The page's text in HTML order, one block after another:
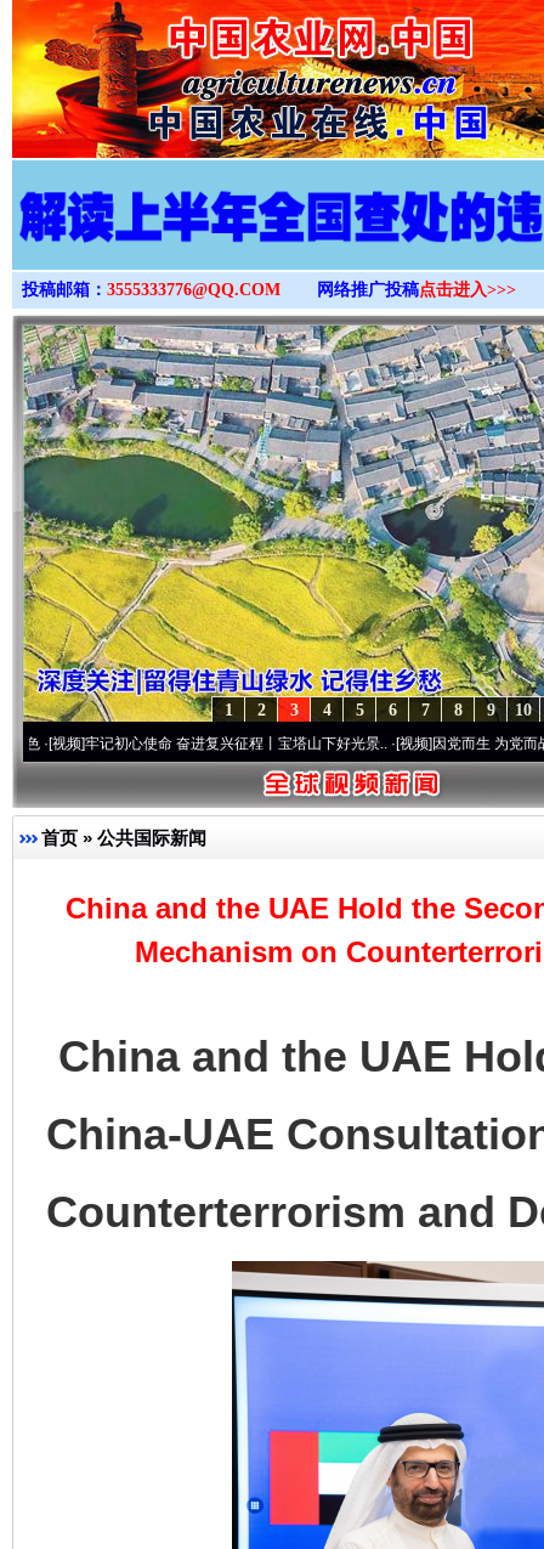
>
投稿邮箱： 3555333776@QQ.COM 网络推广投稿点击进入>>>
10
9
8
7
6
5
4
3
2
1
牢记初心使命 奋进复兴征程丨宝塔山下好光景..·[视频]因党而生 为党而战——百年“
首页 » 公共国际新闻
China and the UAE Hold the
Mechanism on
China and the UAE
China-UAE
Counterterrorism and